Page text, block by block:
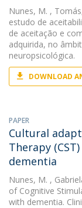
Nunes, M. ,
estudo de
de aceitação e
adquirida, no
neuropsicológica.
DOWNLOAD
PAPER
Cultural
Therapy
dementia
Nunes, M. ,
of Cognitive
with dementia.